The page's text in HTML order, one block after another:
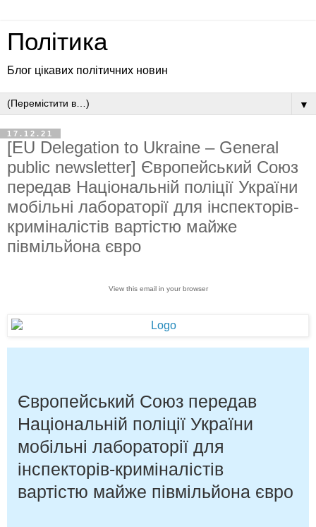
Політика
Блог цікавих політичних новин
▼
17.12.21
[EU Delegation to Ukraine – General
public newsletter] Європейський Союз
передав Національній поліції України
мобільні лабораторії для інспекторів-
криміналістів вартістю майже
півмільйона євро
View this email in your browser
Європейський Союз передав
Національній поліції України
мобільні лабораторії для
інспекторів-криміналістів
вартістю майже півмільйона євро